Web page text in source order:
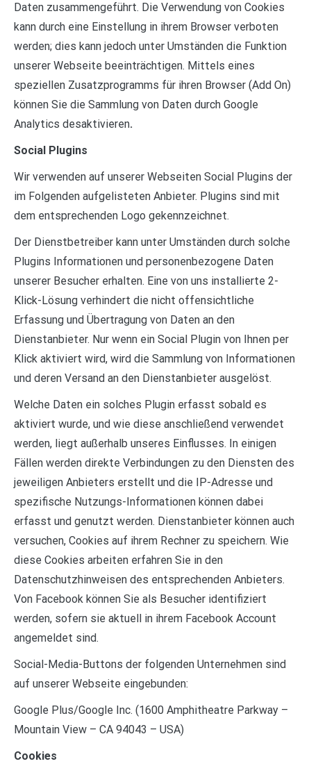
Daten zusammengeführt. Die Verwendung von Cookies
kann durch eine Einstellung in ihrem Browser verboten
werden; dies kann jedoch unter Umständen die Funktion
unserer Webseite beeinträchtigen. Mittels eines
speziellen Zusatzprogramms für ihren Browser (Add On)
können Sie die Sammlung von Daten durch Google
Analytics desaktivieren.
Social Plugins
Wir verwenden auf unserer Webseiten Social Plugins der
im Folgenden aufgelisteten Anbieter. Plugins sind mit
dem entsprechenden Logo gekennzeichnet.
Der Dienstbetreiber kann unter Umständen durch solche
Plugins Informationen und personenbezogene Daten
unserer Besucher erhalten. Eine von uns installierte 2-
Klick-Lösung verhindert die nicht offensichtliche
Erfassung und Übertragung von Daten an den
Dienstanbieter. Nur wenn ein Social Plugin von Ihnen per
Klick aktiviert wird, wird die Sammlung von Informationen
und deren Versand an den Dienstanbieter ausgelöst.
Welche Daten ein solches Plugin erfasst sobald es
aktiviert wurde, und wie diese anschließend verwendet
werden, liegt außerhalb unseres Einflusses. In einigen
Fällen werden direkte Verbindungen zu den Diensten des
jeweiligen Anbieters erstellt und die IP-Adresse und
spezifische Nutzungs-Informationen können dabei
erfasst und genutzt werden. Dienstanbieter können auch
versuchen, Cookies auf ihrem Rechner zu speichern. Wie
diese Cookies arbeiten erfahren Sie in den
Datenschutzhinweisen des entsprechenden Anbieters.
Von Facebook können Sie als Besucher identifiziert
werden, sofern sie aktuell in ihrem Facebook Account
angemeldet sind.
Social-Media-Buttons der folgenden Unternehmen sind
auf unserer Webseite eingebunden:
Google Plus/Google Inc. (1600 Amphitheatre Parkway –
Mountain View – CA 94043 – USA)
Cookies